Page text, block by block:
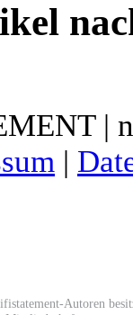
|
|
Autoren